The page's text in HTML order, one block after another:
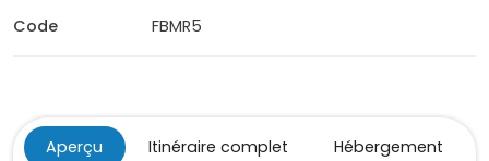
Code FBMR5
Aperçu Itinéraire complet
Hébergement